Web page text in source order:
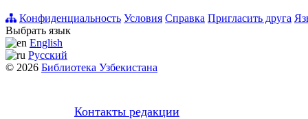
Конфиденциальность Условия Справка Пригласить друга
Выбрать язык
English
Русский
© 2026 Библиотека Узбекистана
Контакты редакции